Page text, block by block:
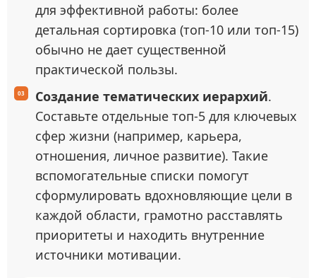
для эффективной работы: более
детальная сортировка (топ‑10 или топ‑15)
обычно не дает существенной
практической пользы.
Создание тематических иерархий.
Составьте отдельные топ‑5 для ключевых
сфер жизни (например, карьера,
отношения, личное развитие). Такие
вспомогательные списки помогут
сформулировать вдохновляющие цели в
каждой области, грамотно расставлять
приоритеты и находить внутренние
источники мотивации.